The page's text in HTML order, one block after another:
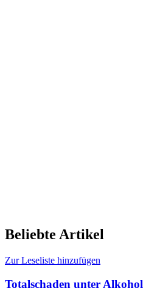
Beliebte Artikel
Zur Leseliste hinzufügen
Totalschaden unter Alkohol